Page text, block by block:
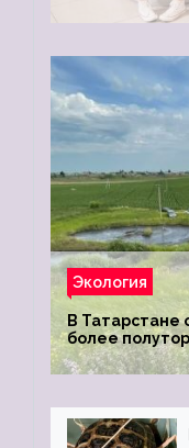
Экология
В Татарстане
более